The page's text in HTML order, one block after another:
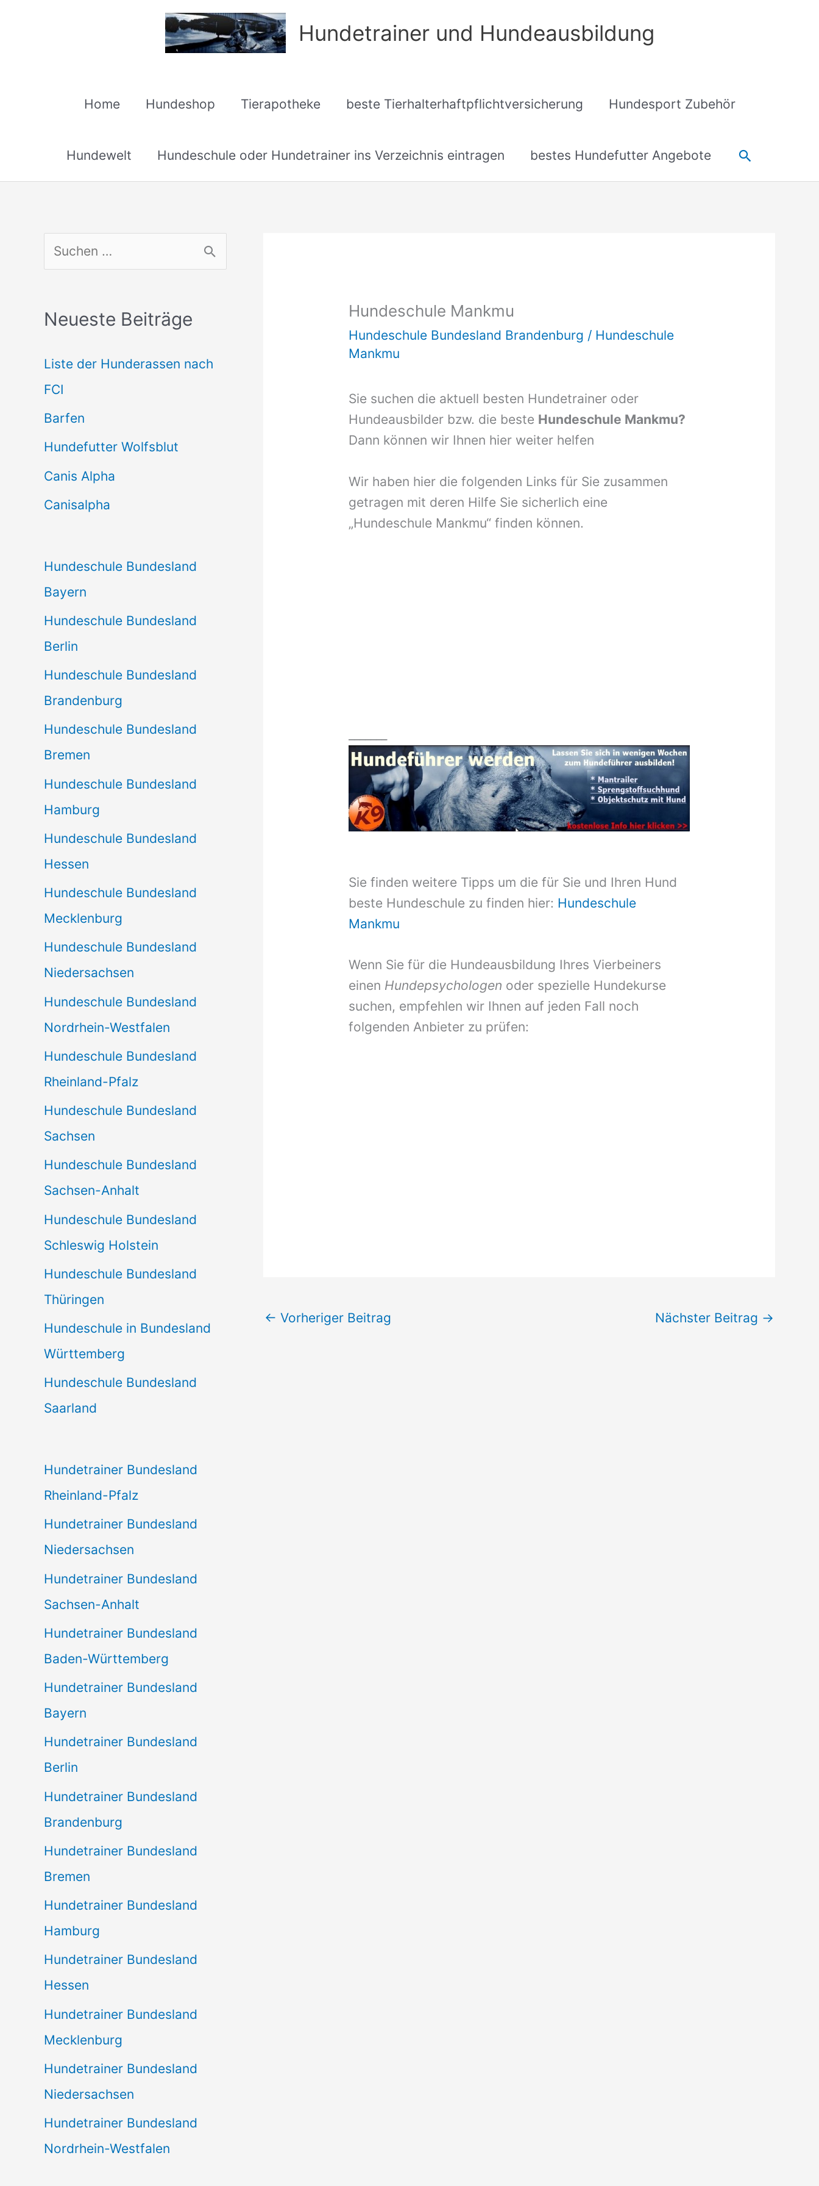
Hundetrainer und Hundeausbildung
Home Hundeshop Tierapotheke beste Tierhalterhaftpflichtversicherung Hundesport Zubehör
Hundewelt Hundeschule oder Hundetrainer ins Verzeichnis eintragen bestes Hundefutter Angebote Suchen
u
h
n
n
a
c
h
:
Neueste Beiträge
Liste der Hunderassen nach
FCI
Barfen
Hundefutter Wolfsblut
Canis Alpha
Canisalpha
Hundeschule Bundesland
Bayern
Hundeschule Bundesland
Berlin
Hundeschule Bundesland
Brandenburg
Hundeschule Bundesland
Bremen
Hundeschule Bundesland
Hamburg
Hundeschule Bundesland
Hessen
Hundeschule Bundesland
Mecklenburg
Hundeschule Bundesland
Niedersachsen
Hundeschule Bundesland
Nordrhein-Westfalen
Hundeschule Bundesland
Rheinland-Pfalz
Hundeschule Bundesland
Sachsen
Hundeschule Bundesland
Sachsen-Anhalt
Hundeschule Bundesland
Schleswig Holstein
Hundeschule Bundesland
Thüringen
Hundeschule in Bundesland
Württemberg
Hundeschule Bundesland
Saarland
Hundetrainer Bundesland
Rheinland-Pfalz
Hundetrainer Bundesland
Niedersachsen
Hundetrainer Bundesland
Sachsen-Anhalt
Hundetrainer Bundesland
Baden-Württemberg
Hundetrainer Bundesland
Bayern
Hundetrainer Bundesland
Berlin
Hundetrainer Bundesland
Brandenburg
Hundetrainer Bundesland
Bremen
Hundetrainer Bundesland
Hamburg
Hundetrainer Bundesland
Hessen
Hundetrainer Bundesland
Mecklenburg
Hundetrainer Bundesland
Niedersachsen
Hundetrainer Bundesland
Nordrhein-Westfalen
Hundeschule Mankmu
Hundeschule Bundesland Brandenburg / Hundeschule
Mankmu
Sie suchen die aktuell besten Hundetrainer oder
Hundeausbilder bzw. die beste Hundeschule Mankmu?
Dann können wir Ihnen hier weiter helfen
Wir haben hier die folgenden Links für Sie zusammen
getragen mit deren Hilfe Sie sicherlich eine
„Hundeschule Mankmu“ finden können.
Sie finden weitere Tipps um die für Sie und Ihren Hund
beste Hundeschule zu finden hier: Hundeschule
Mankmu
Wenn Sie für die Hundeausbildung Ihres Vierbeiners
einen Hundepsychologen oder spezielle Hundekurse
suchen, empfehlen wir Ihnen auf jeden Fall noch
folgenden Anbieter zu prüfen:
← Vorheriger Beitrag Nächster Beitrag →